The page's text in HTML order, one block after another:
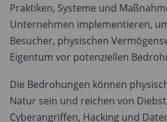
Praktiken, Systeme und
Unternehmen implementieren,
Besucher, physischen
Eigentum vor potenziellen
Die Bedrohungen können
Natur sein und reichen von
Cyberangriffen, Hacking und